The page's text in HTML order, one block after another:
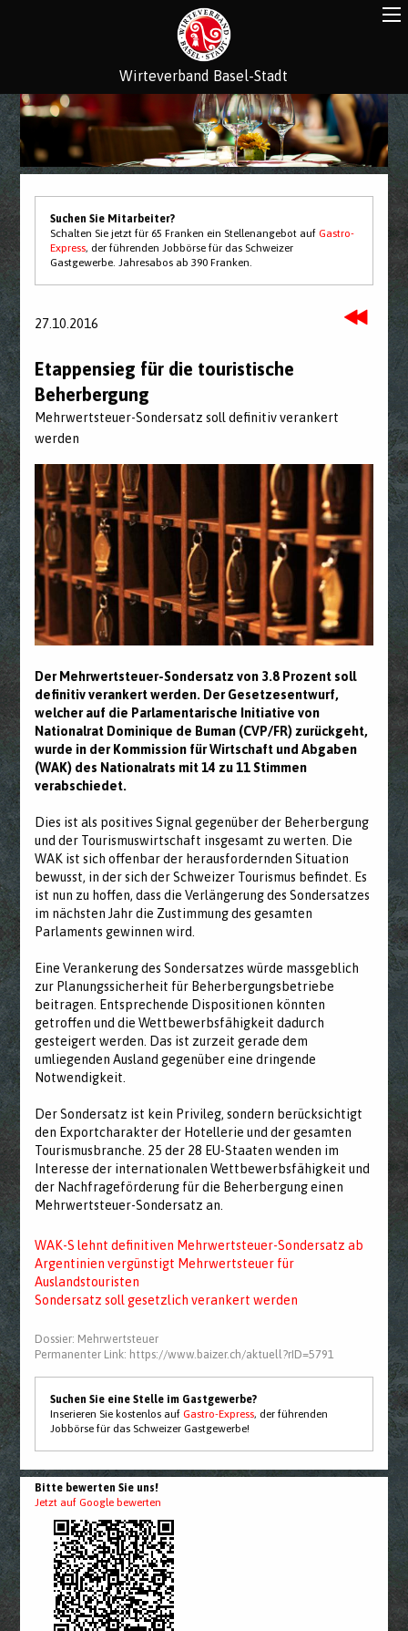
Wirteverband Basel-Stadt
Suchen Sie Mitarbeiter?
Schalten Sie jetzt für 65 Franken ein Stellenangebot aufGastro-
Express, der führenden Jobbörse für das Schweizer
Gastgewerbe. Jahresabos ab 390 Franken.
27.10.2016
Etappensieg für die touristische
Beherbergung
Mehrwertsteuer-Sondersatz soll definitiv verankert
werden
Der Mehrwertsteuer-Sondersatz von 3.8 Prozent soll
definitiv verankert werden. Der Gesetzesentwurf,
welcher auf die Parlamentarische Initiative von
Nationalrat Dominique de Buman (CVP/FR) zurückgeht,
wurde in der Kommission für Wirtschaft und Abgaben
(WAK) des Nationalrats mit 14 zu 11 Stimmen
verabschiedet.
Dies ist als positives Signal gegenüber der Beherbergung
und der Tourismuswirtschaft insgesamt zu werten. Die
WAK ist sich offenbar der herausfordernden Situation
bewusst, in der sich der Schweizer Tourismus befindet. Es
ist nun zu hoffen, dass die Verlängerung des Sondersatzes
im nächsten Jahr die Zustimmung des gesamten
Parlaments gewinnen wird.
Eine Verankerung des Sondersatzes würde massgeblich
zur Planungssicherheit für Beherbergungsbetriebe
beitragen. Entsprechende Dispositionen könnten
getroffen und die Wettbewerbsfähigkeit dadurch
gesteigert werden. Das ist zurzeit gerade dem
umliegenden Ausland gegenüber eine dringende
Notwendigkeit.
Der Sondersatz ist kein Privileg, sondern berücksichtigt
den Exportcharakter der Hotellerie und der gesamten
Tourismusbranche. 25 der 28 EU-Staaten wenden im
Interesse der internationalen Wettbewerbsfähigkeit und
der Nachfrageförderung für die Beherbergung einen
Mehrwertsteuer-Sondersatz an.
WAK-S lehnt definitiven Mehrwertsteuer-Sondersatz ab
Argentinien vergünstigt Mehrwertsteuer für
Auslandstouristen
Sondersatz soll gesetzlich verankert werden
Dossier: Mehrwertsteuer
Permanenter Link: https://www.baizer.ch/aktuell?rID=5791
Suchen Sie eine Stelle im Gastgewerbe?
Inserieren Sie kostenlos aufGastro-Express, der führenden
Jobbörse für das Schweizer Gastgewerbe!
Bitte bewerten Sie uns!
Jetzt auf Google bewerten